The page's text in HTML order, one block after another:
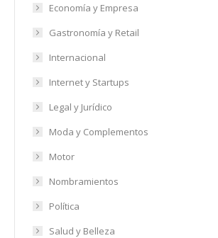
Economía y Empresa
Gastronomía y Retail
Internacional
Internet y Startups
Legal y Jurídico
Moda y Complementos
Motor
Nombramientos
Política
Salud y Belleza